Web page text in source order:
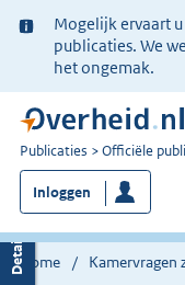
Ter
informatie:
Mogelijk ervaart
publicaties. We
het ongemak.
U
bent
nu
hier:
Publicaties Officiële
Inloggen
Home Kamervragen